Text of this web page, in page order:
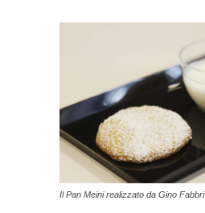
Il Pan Meini realizzato da Gino Fabbri